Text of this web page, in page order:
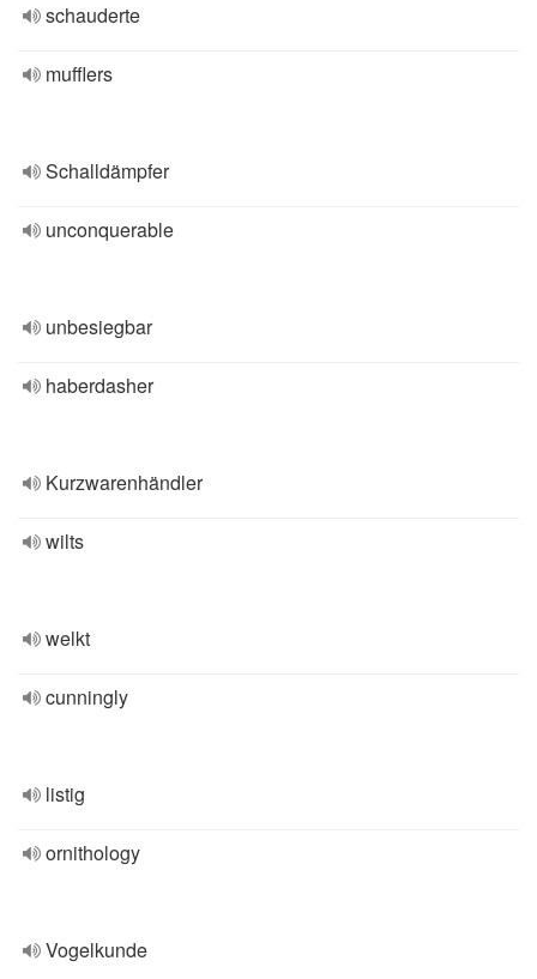
schauderte
mufflers
Schalldämpfer
unconquerable
unbesiegbar
haberdasher
Kurzwarenhändler
wilts
welkt
cunningly
listig
ornithology
Vogelkunde